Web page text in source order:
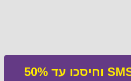
קבלו מבצעי SMS וחיסכו עד 50%